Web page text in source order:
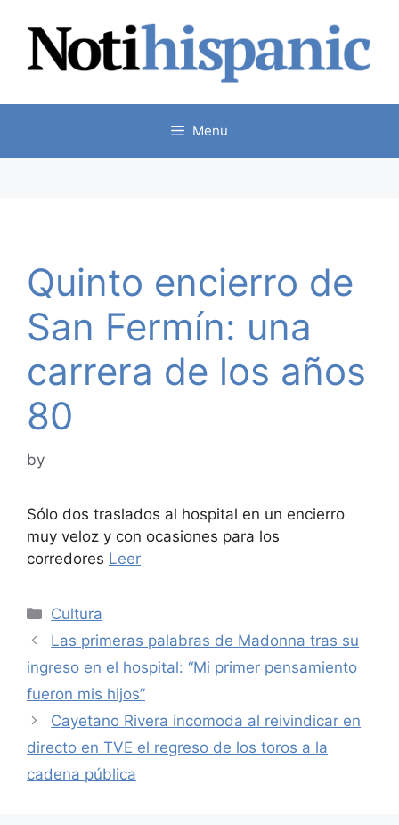
content
Menu
Quinto encierro de
San Fermín: una
carrera de los años
80
by
Sólo dos traslados al hospital en un encierro
muy veloz y con ocasiones para los
corredores Leer
Categories
Cultura
Las primeras palabras de Madonna tras su
ingreso en el hospital: “Mi primer pensamiento
fueron mis hijos”
Cayetano Rivera incomoda al reivindicar en
directo en TVE el regreso de los toros a la
cadena pública